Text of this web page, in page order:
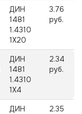
ДИН
1481
1.4310
1X20
3.76
руб.
ДИН
1481
1.4310
1X4
2.34
руб.
ДИН
2.35